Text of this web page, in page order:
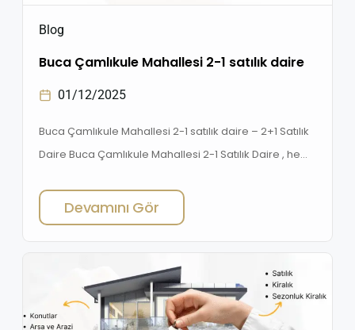
Blog
Buca Çamlıkule Mahallesi 2-1 satılık daire
01/12/2025
Buca Çamlıkule Mahallesi 2-1 satılık daire – 2+1 Satılık
Daire Buca Çamlıkule Mahallesi 2-1 Satılık Daire , hem
son yıllarda en çok ilgi duyduğu bölgeler arasında yer
alıyor. Özellikle 2+1 satılık daire seçenekleri, aile
yapısına uygun planları ve erişilebilir fiyat aralıklarıyla
dikkat çekiyor. Buca Çamlıkule Mahallesi 2-1 satılık […]
Devamını Gör